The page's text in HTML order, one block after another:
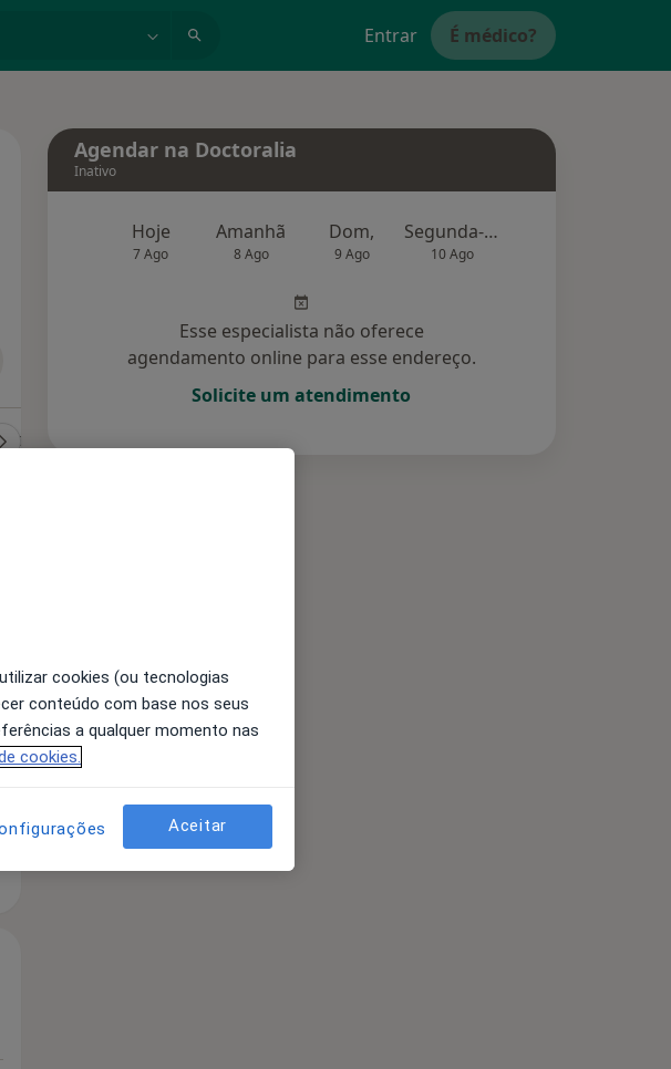
Entrar É médico?
(2)
Agendar na Doctoralia
Inativo
Hoje
7 Ago
Amanhã
8 Ago
Dom,
9 Ago
Segunda-feira
10 Ago
Esse especialista não oferece
agendamento online para esse endereço.
Solicite um atendimento
cookies (ou tecnologias
conteúdo com base nos seus
a qualquer momento nas
cookies.
Aceitar